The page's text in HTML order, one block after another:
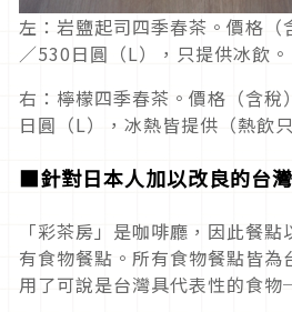
左：岩鹽起司四季春茶。價格（
／530日圓（L），只提供冰飲。
右：檸檬四季春茶。價格（含
日圓（L），冰熱皆提供（熱飲
■針對日本人加以改良的台
「彩茶房」是咖啡廳，因此餐
有食物餐點。所有食物餐點皆為
用了可說是台灣具代表性的食